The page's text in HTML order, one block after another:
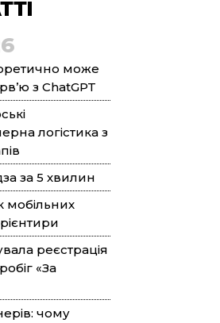
може
з ChatGPT
логістика з
за 5 хвилин
мобільних
реєстрація
«За
чому